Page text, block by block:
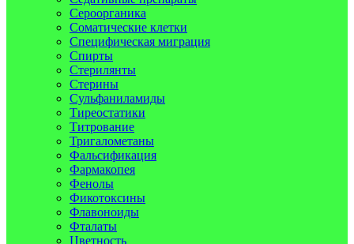
Сероорганика
Соматические клетки
Специфическая миграция
Спирты
Стерилянты
Стерины
Сульфаниламиды
Тиреостатики
Титрование
Тригалометаны
Фальсификация
Фармакопея
Фенолы
Фикотоксины
Флавоноиды
Фталаты
Цветность